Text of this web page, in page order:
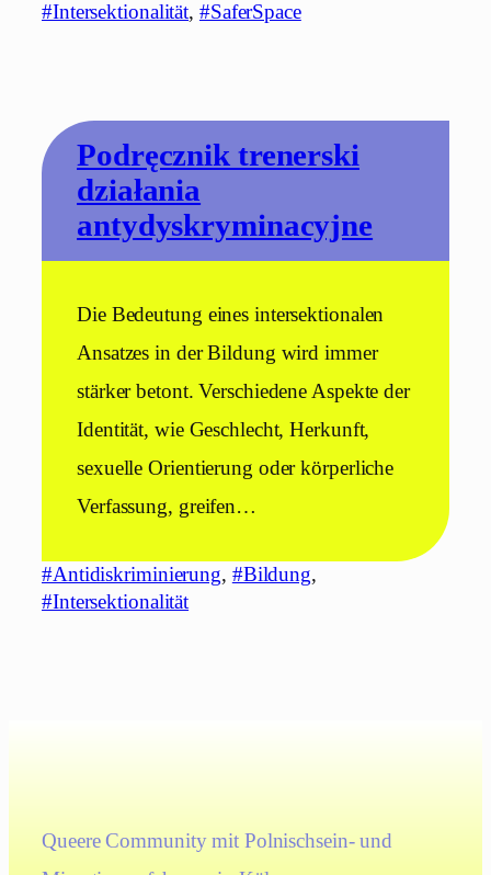
#Intersektionalität, #SaferSpace
Podręcznik trenerski
działania
antydyskryminacyjne
Die Bedeutung eines intersektionalen
Ansatzes in der Bildung wird immer
stärker betont. Verschiedene Aspekte der
Identität, wie Geschlecht, Herkunft,
sexuelle Orientierung oder körperliche
Verfassung, greifen…
#Antidiskriminierung, #Bildung
#Intersektionalität
Queere Community mit Polnischsein- und